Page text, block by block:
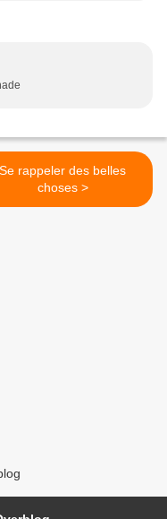
Se rappeler des belles
choses >